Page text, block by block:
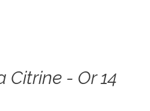
Citrine - Or 14